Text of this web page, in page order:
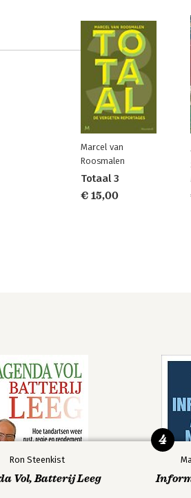
Marcel van
Roosmalen
Totaal 3
€ 15,00
Ron Steenkist
Vol, Batterij Leeg
4